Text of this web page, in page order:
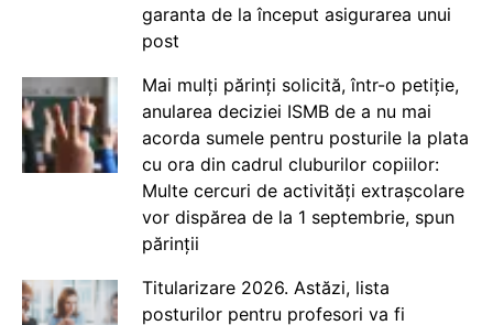
garanta de la început asigurarea unui
post
Mai mulți părinți solicită, într-o petiție,
anularea deciziei ISMB de a nu mai
acorda sumele pentru posturile la plata
cu ora din cadrul cluburilor copiilor:
Multe cercuri de activități extrașcolare
vor dispărea de la 1 septembrie, spun
părinții
Titularizare 2026. Astăzi, lista
posturilor pentru profesori va fi